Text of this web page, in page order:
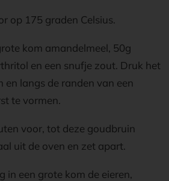
op 175 graden Celsius.
kom amandelmeel, 50g
en een snufje zout. Druk het
en langs de randen van een
te vormen.
voor, tot deze goudbruin
uit de oven en zet apart.
in een grote kom de eieren,